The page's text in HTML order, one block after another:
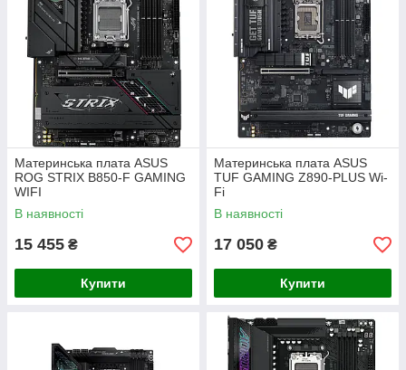
Материнська плата ASUS
ROG STRIX B850-F GAMING
WIFI
В наявності
15 455 ₴
Купити
Материнська плата ASUS
TUF GAMING Z890-PLUS Wi-
Fi
В наявності
17 050 ₴
Купити